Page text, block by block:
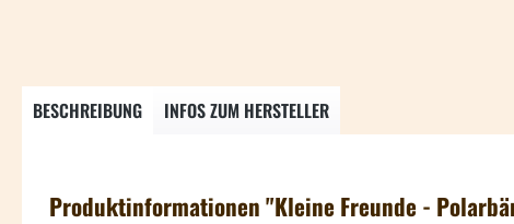
BESCHREIBUNG INFOS ZUM HERSTELLER
Produktinformationen "Kleine Freunde -